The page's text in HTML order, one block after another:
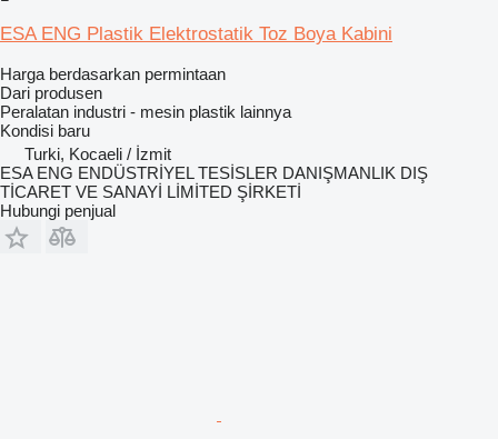
ESA ENG Plastik Elektrostatik Toz Boya Kabini
Harga berdasarkan permintaan
Dari produsen
Peralatan industri - mesin plastik lainnya
Kondisi baru
Turki, Kocaeli / İzmit
ESA ENG ENDÜSTRİYEL TESİSLER DANIŞMANLIK DIŞ
TİCARET VE SANAYİ LİMİTED ŞİRKETİ
Hubungi penjual